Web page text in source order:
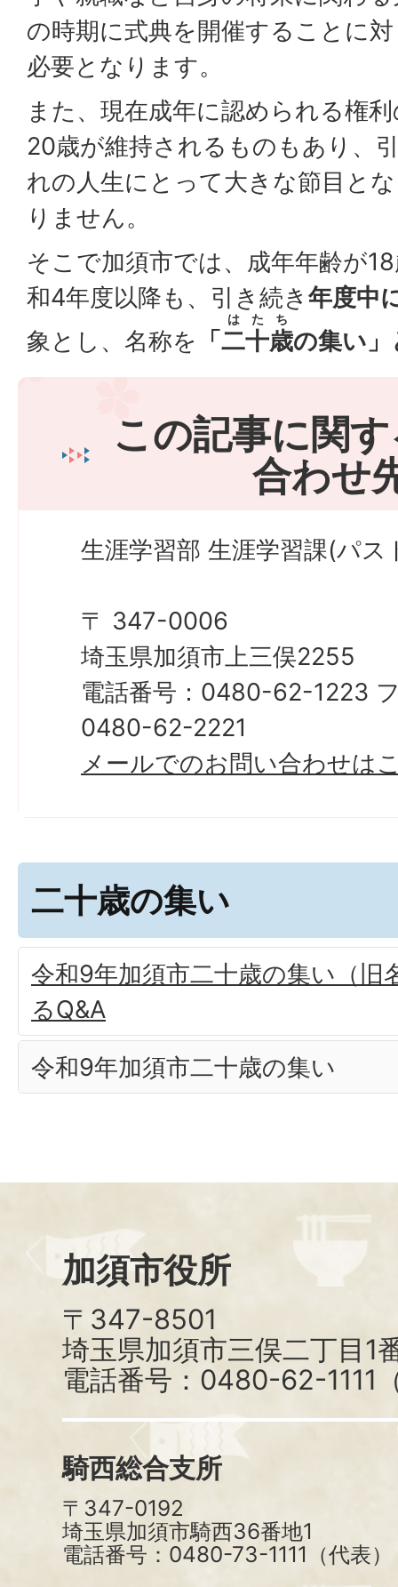
の時期に式典を開催することに
必要となります。
また、現在成年に認められる権
20歳が維持されるものもあり、
れの人生にとって大きな節目と
りません。
そこで加須市では、成年年齢が
和4年度以降も、引き続き 年度中
象とし、名称を 「二十歳
はたち
の集い」
この記事に関
合わせ
生涯学習部 生涯学習課(パス
〒 347-0006
埼玉県加須市上三俣2255
電話番号：0480-62-1223
0480-62-2221
メールでのお問い合わせは
二十歳の集い
令和9年加須市二十歳の集い（旧
るQ&A
令和9年加須市二十歳の集い
加須市役所
〒347-8501
埼玉県加須市三俣二丁目1
電話番号：0480-62-1111
騎西総合支所
〒347-0192
埼玉県加須市騎西36番地1
電話番号：0480-73-1111（代表）